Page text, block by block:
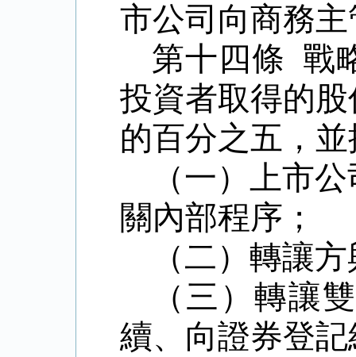
市公司向商務
第十四條 戰
投資者取得的
的百分之五，
（一）上市
關內部程序；
（二）轉讓
（三）轉讓
續、向證券登